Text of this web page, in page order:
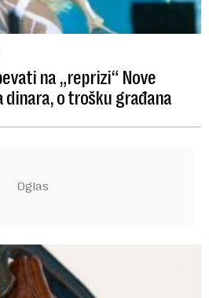
na „reprizi“ Nove
dinara, o trošku građana